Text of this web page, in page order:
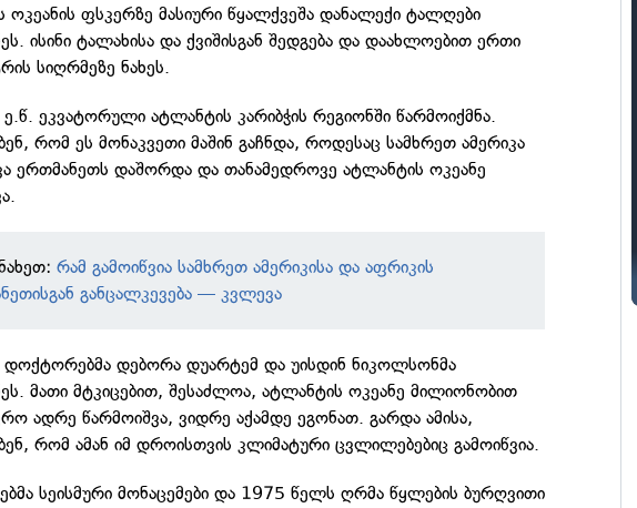
ოკეანის ფსკერზე მასიური წყალქვეშა დანალექი ტალღები
ისინი ტალახისა და ქვიშისგან შედგება და დაახლოებით ერთი
სიღრმეზე ნახეს.
ეკვატორული ატლანტის კარიბჭის რეგიონში წარმოიქმნა.
რომ ეს მონაკვეთი მაშინ გაჩნდა, როდესაც სამხრეთ ამერიკა
ერთმანეთს დაშორდა და თანამედროვე ატლანტის ოკეანე
რამ გამოიწვია სამხრეთ ამერიკისა და აფრიკის
განცალკევება — კვლევა
დებორა დუარტემ და უისდინ ნიკოლსონმა
მათი მტკიცებით, შესაძლოა, ატლანტის ოკეანე მილიონობით
ადრე წარმოიშვა, ვიდრე აქამდე ეგონათ. გარდა ამისა,
რომ ამან იმ დროისთვის კლიმატური ცვლილებებიც გამოიწვია.
სეისმური მონაცემები და 1975 წელს ღრმა წყლების ბურღვითი